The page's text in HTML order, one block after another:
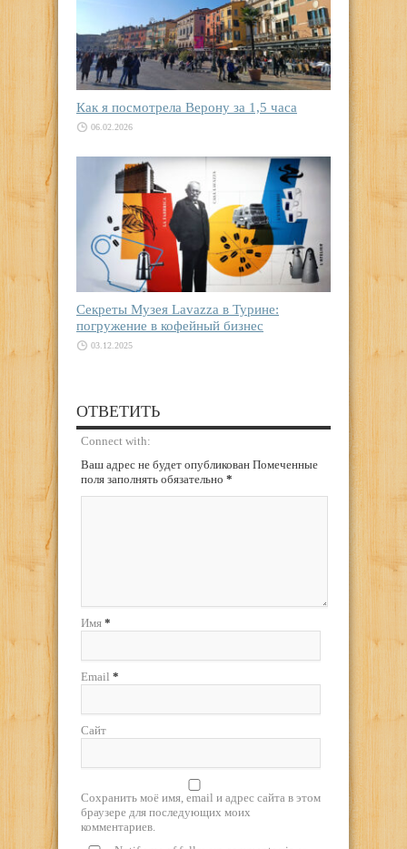
Как я посмотрела Верону за 1,5 часа
06.02.2026
Секреты Музея Lavazza в Турине:
погружение в кофейный бизнес
03.12.2025
ОТВЕТИТЬ
Connect with:
Ваш адрес не будет опубликован Помеченные
поля заполнять обязательно *
Имя *
Email *
Сайт
Сохранить моё имя, email и адрес сайта в этом
браузере для последующих моих
комментариев.